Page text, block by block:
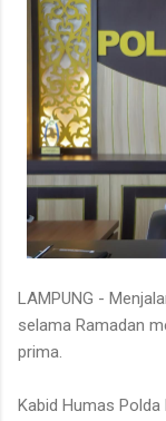
LAMPUNG -
selama Ramadan
prima.
Kabid Humas